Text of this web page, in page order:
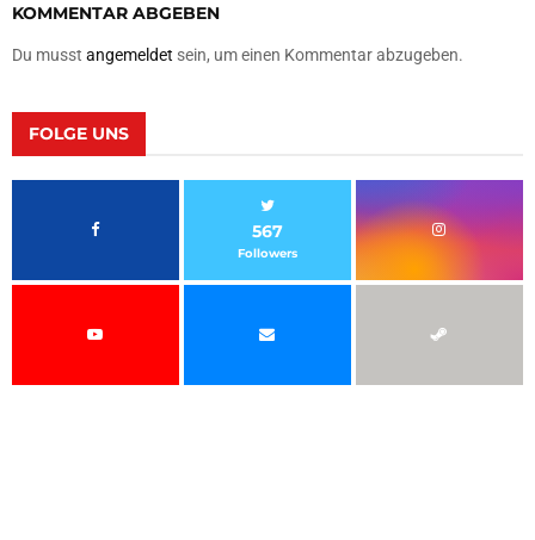
KOMMENTAR ABGEBEN
Du musst angemeldet sein, um einen Kommentar abzugeben.
FOLGE UNS
567
Followers